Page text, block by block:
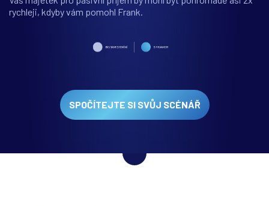
rychleji, kdyby vám pomohl Frank.
SPOČÍTEJTE SI SVŮJ SCÉNÁŘ